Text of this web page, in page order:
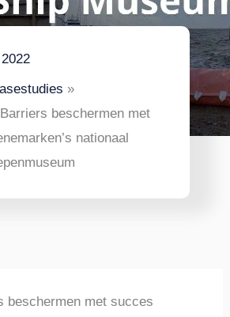
beschermen met
nationaal
beschermen met succes